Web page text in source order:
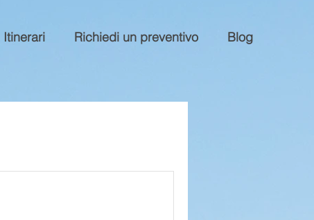
Itinerari Richiedi un preventivo Blog